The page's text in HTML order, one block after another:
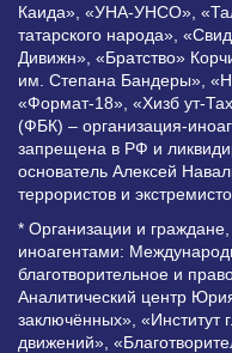
Каида», «УНА-УНСО»,
татарского народа»,
Дивижн», «Братство»
им. Степана Бандеры»,
«Формат-18», «Хизб ут-
(ФБК) – организация-
запрещена в РФ и
основатель Алексей
террористов и
* Организации и
иноагентами:
благотворительное и
Аналитический центр
заключённых», «Институт
движений»,